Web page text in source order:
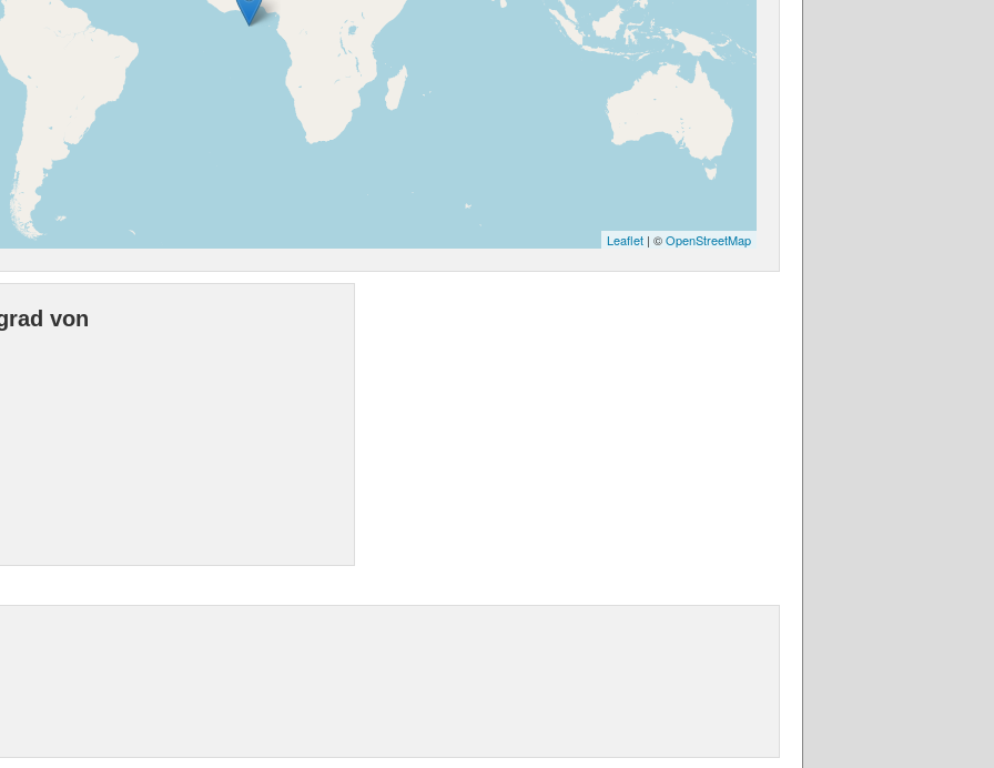
Leaflet | ©OpenStreetMap
von